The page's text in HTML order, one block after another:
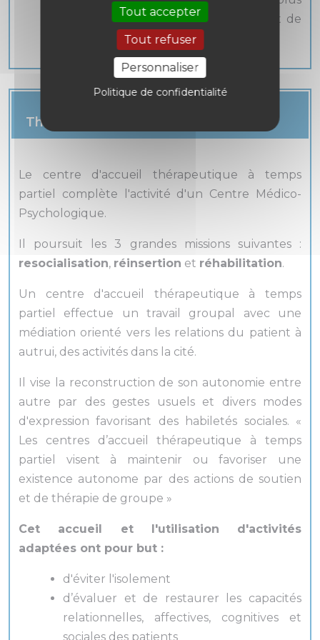
Tout accepter
Tout refuser
Personnaliser
Politique de confidentialité
adaptée conformément à son projet de
soins et son parcours de vie.
Thérapeutique à Temps Partiel )
Le centre d'accueil thérapeutique à temps
partiel complète l'activité d'un Centre Médico-
Psychologique.
Il poursuit les 3 grandes missions suivantes :
resocialisation, réinsertion et réhabilitation.
Un centre d'accueil thérapeutique à temps
partiel effectue un travail groupal avec une
médiation orienté vers les relations du patient à
autrui, des activités dans la cité.
Il vise la reconstruction de son autonomie entre
autre par des gestes usuels et divers modes
d'expression favorisant des habiletés sociales. «
Les centres d’accueil thérapeutique à temps
partiel visent à maintenir ou favoriser une
existence autonome par des actions de soutien
et de thérapie de groupe »
Cet accueil et l'utilisation d'activités
adaptées ont pour but :
d'éviter l'isolement
d’évaluer et de restaurer les capacités
relationnelles, affectives, cognitives et
sociales des patients